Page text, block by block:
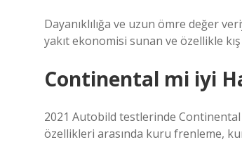
Dayanıklılığa ve uzun ömre değer
yakıt ekonomisi sunan ve özellikle
Continental mi iyi
2021 Autobild testlerinde Continental
özellikleri arasında kuru frenleme,